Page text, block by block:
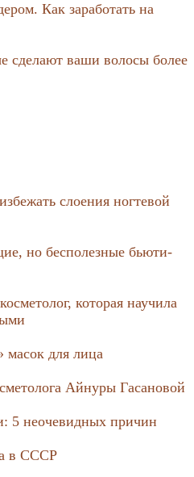
Как заработать на
сделают ваши волосы более
слоения ногтевой
но бесполезные бьюти-
которая научила
масок для лица
Айнуры Гасановой
5 неочевидных причин
в СССР